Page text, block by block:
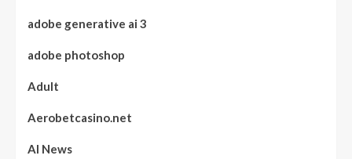
adobe generative ai 3
adobe photoshop
Adult
Aerobetcasino.net
AI News